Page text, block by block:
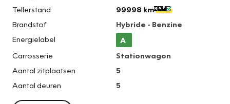
Tellerstand
99998 km
Brandstof
Hybride - Benzine
Energielabel
A
Carrosserie
Stationwagon
Aantal zitplaatsen
5
Aantal deuren
5